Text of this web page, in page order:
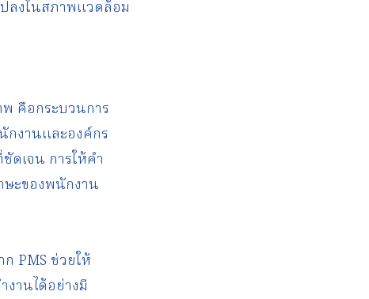
ลงในสภาพแวดล้อม
พ คือกระบวนการ
กงานและองค์กร
ดเจน การให้คำ
ษะของพนักงาน
PMS ช่วยให้
านได้อย่างมี